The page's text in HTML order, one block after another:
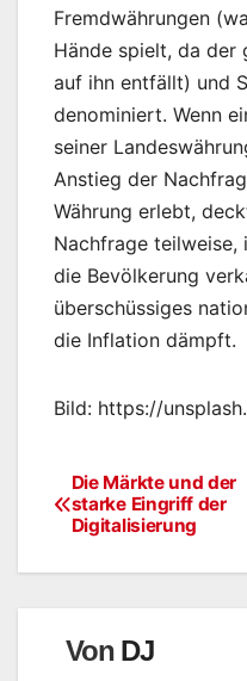
Fremdwährungen
Hände spielt, da der
auf ihn entfällt) und
denominiert. Wenn
seiner
Anstieg der
Währung erlebt,
Nachfrage teilweise,
die Bevölkerung
überschüssiges
die Inflation dämpft.
Bild: https://
Die Märkte und der
starke Eingriff der
Digitalisierung
Von DJ